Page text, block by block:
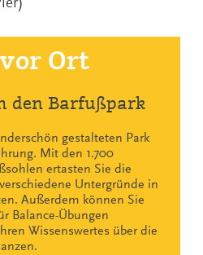
Ort
den Barfußpark
gestalteten Park
Mit den 1.700
ertasten Sie die
Untergründe in
Außerdem können Sie
Balance-Übungen
Wissenswertes über die